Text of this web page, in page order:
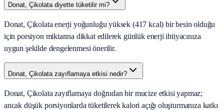
Donat, Çikolata diyette tüketilir mi?
Donat, Çikolata enerji yoğunluğu yüksek (417 kcal) bir besin olduğu
için porsiyon miktarına dikkat edilerek günlük enerji ihtiyacınıza
uygun şekilde dengelenmesi önerilir.
Donat, Çikolata zayıflamaya etkisi nedir?
Donat, Çikolata zayıflamaya doğrudan bir mucize etkisi yapmaz;
ancak düşük porsiyonlarda tüketilerek kalori açığı oluşturmanıza katkı